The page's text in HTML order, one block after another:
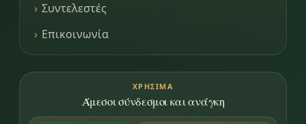
Συντελεστές
Επικοινωνία
ΧΡΉΣΙΜΑ
Άμεσοι σύνδεσμοι και ανάγκη